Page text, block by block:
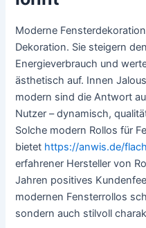
Moderne
Dekoration. Sie steigern
Energieverbrauch und
ästhetisch auf. Innen
modern sind die Antwort
Nutzer – dynamisch,
Solche modern Rollos für
bietet https://anwis.de/
erfahrener Hersteller von
Jahren positives
modernen Fensterrollos
sondern auch stilvoll